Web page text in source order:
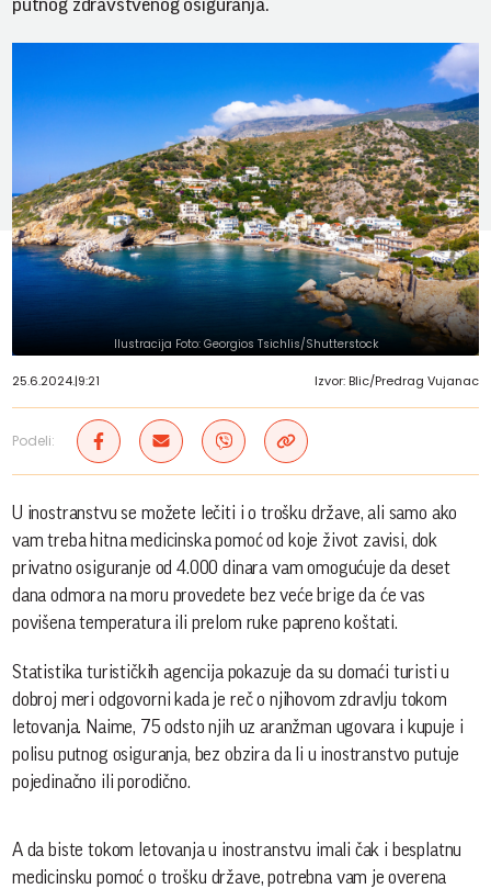
Ilustracija Foto: Georgios Tsichlis/Shutterstock
25.6.2024.|9:21 Izvor: Blic/Predrag Vujanac
Podeli:
U inostranstvu se možete lečiti i o trošku države, ali samo ako
vam treba hitna medicinska pomoć od koje život zavisi, dok
privatno osiguranje od 4.000 dinara vam omogućuje da deset
dana odmora na moru provedete bez veće brige da će vas
povišena temperatura ili prelom ruke papreno koštati.
Statistika turističkih agencija pokazuje da su domaći turisti u
dobroj meri odgovorni kada je reč o njihovom zdravlju tokom
letovanja. Naime, 75 odsto njih uz aranžman ugovara i kupuje i
polisu putnog osiguranja, bez obzira da li u inostranstvo putuje
pojedinačno ili porodično.
A da biste tokom letovanja u inostranstvu imali čak i besplatnu
medicinsku pomoć o trošku države, potrebna vam je overena